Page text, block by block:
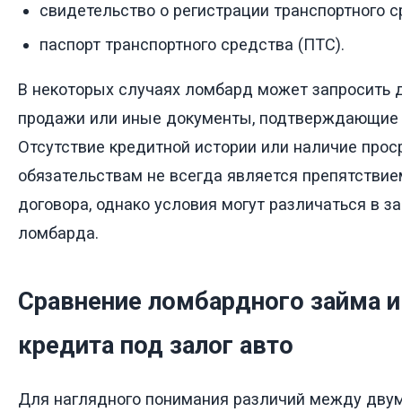
свидетельство о регистрации транспортного
паспорт транспортного средства (ПТС).
В некоторых случаях ломбард может запросить
продажи или иные документы, подтверждающие
Отсутствие кредитной истории или наличие
обязательствам не всегда является
договора, однако условия могут различаться в
ломбарда.
Сравнение ломбардного займа
кредита под залог авто
Для наглядного понимания различий между